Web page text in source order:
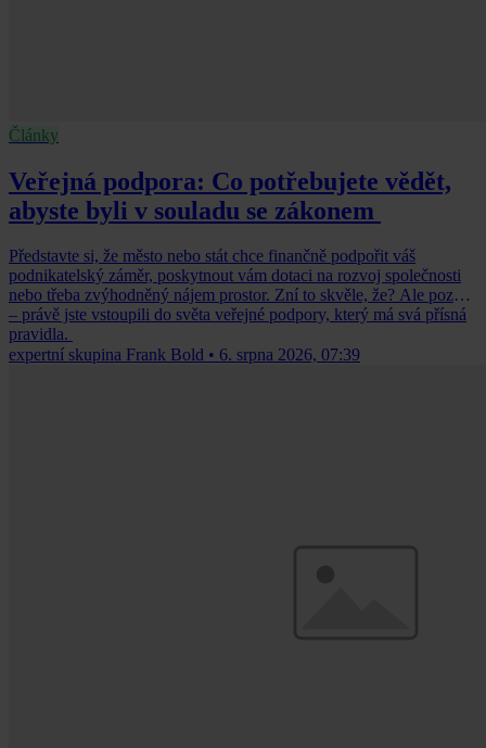
Články
Veřejná podpora: Co potřebujete vědět,
abyste byli v souladu se zákonem
Představte si, že město nebo stát chce finančně podpořit váš
podnikatelský záměr, poskytnout vám dotaci na rozvoj společnosti
nebo třeba zvýhodněný nájem prostor. Zní to skvěle, že? Ale pozor
– právě jste vstoupili do světa veřejné podpory, který má svá přísná
pravidla.
expertní skupina Frank Bold • 6. srpna 2026, 07:39